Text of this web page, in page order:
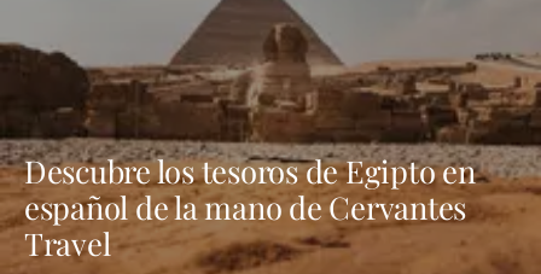
Descubre los tesoros de Egipto en
español de la mano de Cervantes
Travel